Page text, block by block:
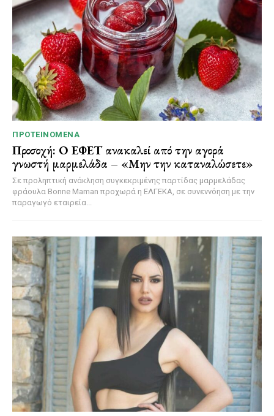
ΠΡΟΤΕΙΝΌΜΕΝΑ
Προσοχή: Ο ΕΦΕΤ ανακαλεί από την αγορά
γνωστή μαρμελάδα – «Μην την καταναλώσετε»
Σε προληπτική ανάκληση συγκεκριμένης παρτίδας μαρμελάδας
φράουλα Bonne Maman προχωρά η ΕΛΓΕΚΑ, σε συνεννόηση με την
παραγωγό εταιρεία...